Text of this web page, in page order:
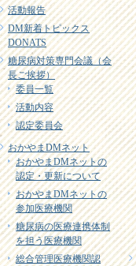
活動報告
DM新着トピックス
DONATS
糖尿病対策専門会議（会
長ご挨拶）
委員一覧
活動内容
認定委員会
おかやまDMネット
おかやまDMネットの
認定・更新について
おかやまDMネットの
参加医療機関
糖尿病の医療連携体制
を担う医療機関
総合管理医療機関認